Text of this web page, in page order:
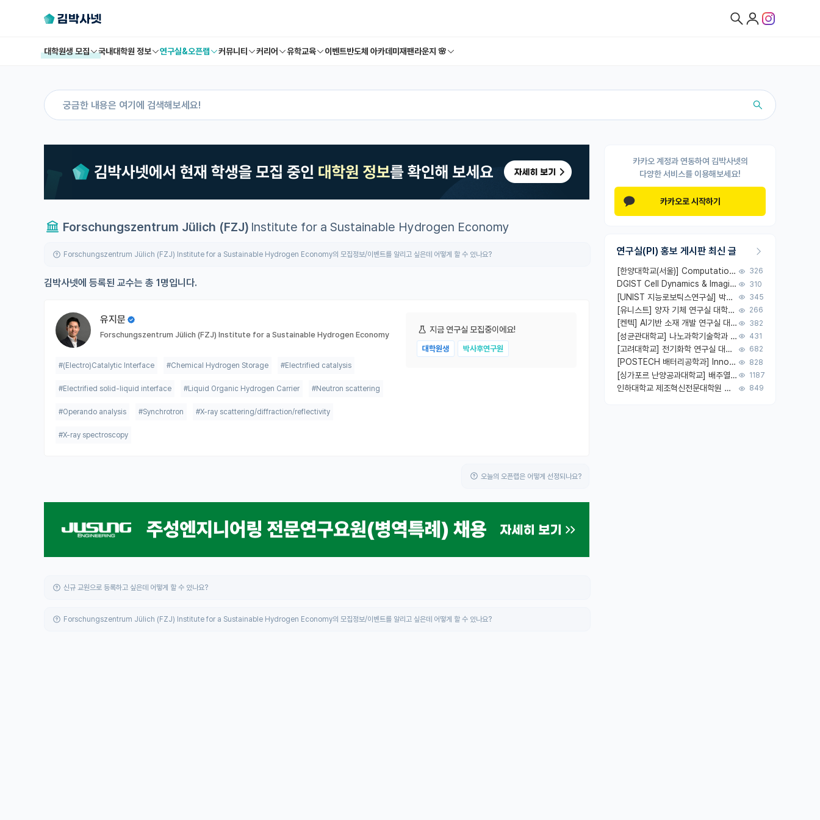
대학원생 모집 국내대학원 정보 연구실&오픈랩 커뮤니티 커리어 유학교육 이벤트반도체 아카데미 재팬라운지 🌸
Forschungszentrum Jülich (FZJ) Institute for a Sustainable Hydrogen Economy
Forschungszentrum Jülich (FZJ) Institute for a Sustainable Hydrogen Economy의 모집정보/이벤트를 알리고 싶은데 어떻게 할 수 있나요?
김박사넷에 등록된 교수는 총 1명입니다.
유지문
Forschungszentrum Jülich (FZJ) Institute for a Sustainable Hydrogen Economy
#(Electro)Catalytic Interface #Chemical Hydrogen Storage #Electrified catalysis
#Electrified solid-liquid interface #Liquid Organic Hydrogen Carrier #Neutron scattering
#Operando analysis #Synchrotron #X-ray scattering/diffraction/reflectivity
#X-ray spectroscopy
지금 연구실 모집중이에요!
대학원생 박사후연구원
오늘의 오픈랩은 어떻게 선정되나요?
신규 교원으로 등록하고 싶은데 어떻게 할 수 있나요?
Forschungszentrum Jülich (FZJ) Institute for a Sustainable Hydrogen Economy의 모집정보/이벤트를 알리고 싶은데 어떻게 할 수 있나요?
카카오 계정과 연동하여 김박사넷의
다양한 서비스를 이용해보세요!
카카오로 시작하기
연구실(PI) 홍보 게시판 최신 글
[한양대학교(서울)] Computational Photonics and AI Design Lab 대학원생 모집 326
DGIST Cell Dynamics & Imaging Lab 응용물리, 광물리, 양자, 생물물리 대학원생 모집 [삼성과제, 전문연TO] 310
[UNIST 지능로보틱스연구실] 박사후연구원 (InnoCORE Fellow) 모집 공고 345
[유니스트] 양자 기체 연구실 대학원생 및 박사후연구원 모집 266
[켄텍] AI기반 소재 개발 연구실 대학원생, 연구원 모집 382
[성균관대학교] 나노과학기술학과 에너지 소재 및 소자 연구실 대학원생 모집 431
[고려대학교] 전기화학 연구실 대학원생 모집(2027 전기 입학) 682
[POSTECH 배터리공학과] Innovative Energy Materials Lab 대학원생 모집 (특성화대학원) 828
[싱가포르 난양공과대학교] 배주열 교수; 응용미세유체 랩; PhD/Postdoc/Visiting 모집 1187
인하대학교 제조혁신전문대학원 반도체패키징 석사과정 대학원생 모집 849